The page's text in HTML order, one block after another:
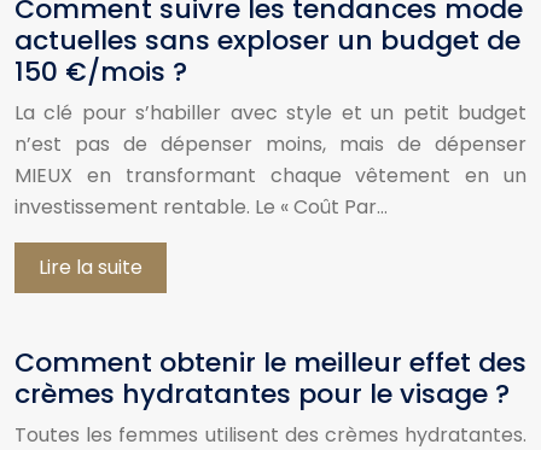
Comment suivre les tendances mode
actuelles sans exploser un budget de
150 €/mois ?
La clé pour s’habiller avec style et un petit budget
n’est pas de dépenser moins, mais de dépenser
MIEUX en transformant chaque vêtement en un
investissement rentable. Le « Coût Par…
Lire la suite
Comment obtenir le meilleur effet des
crèmes hydratantes pour le visage ?
Toutes les femmes utilisent des crèmes hydratantes.